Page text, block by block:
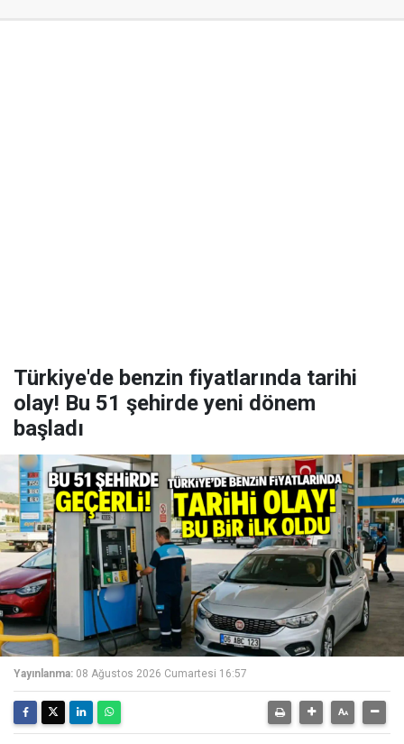
Türkiye'de benzin fiyatlarında tarihi
olay! Bu 51 şehirde yeni dönem
başladı
Yayınlanma: 08 Ağustos 2026 Cumartesi 16:57